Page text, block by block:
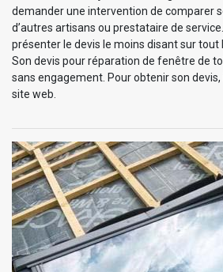
demander une intervention de comparer
d’autres artisans ou prestataire de
présenter le devis le moins disant sur
Son devis pour réparation de fenêtre de
sans engagement. Pour obtenir son devis,
site web.